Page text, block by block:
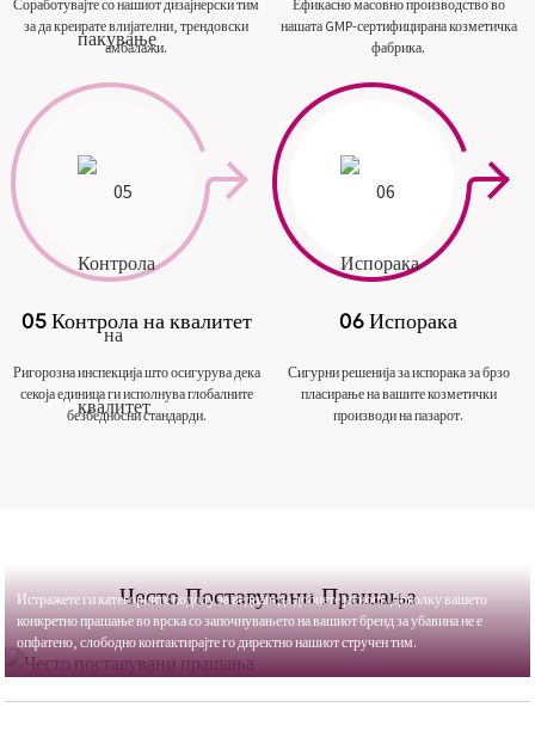
Соработувајте со нашиот дизајнерски тим
за да креирате влијателни, трендовски
амбалажи.
Ефикасно масовно производство во
нашата GMP-сертифицирана козметичка
фабрика.
05 Контрола на квалитет
Ригорозна инспекција што осигурува дека
секоја единица ги исполнува глобалните
безбедносни стандарди.
06 Испорака
Сигурни решенија за испорака за брзо
пласирање на вашите козметички
производи на пазарот.
Често Поставувани Прашања
Истражете ги категориите подолу за веднаш да добиете јасност. Доколку вашето
конкретно прашање во врска со започнувањето на вашиот бренд за убавина не е
опфатено, слободно контактирајте го директно нашиот стручен тим.